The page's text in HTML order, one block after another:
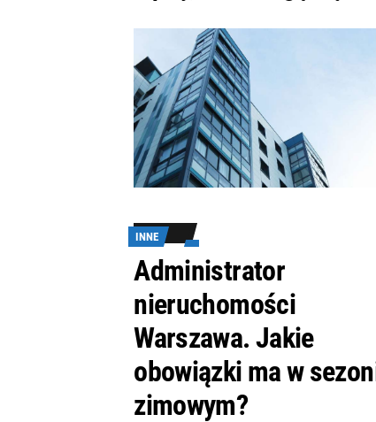
INNE
Administrator
nieruchomości
Warszawa. Jakie
obowiązki ma w
zimowym?